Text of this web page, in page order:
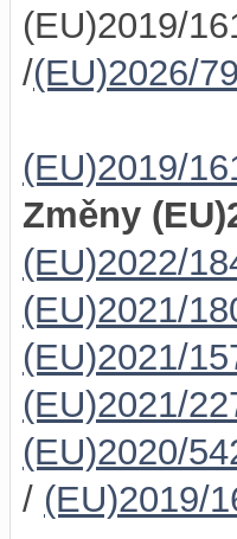
(EU)2019/
/(EU)2026/
(EU)2019/
Změny
(EU)2022/
(EU)2021/
(EU)2021/
(EU)2021/
(EU)2020/
/ (EU)2019/